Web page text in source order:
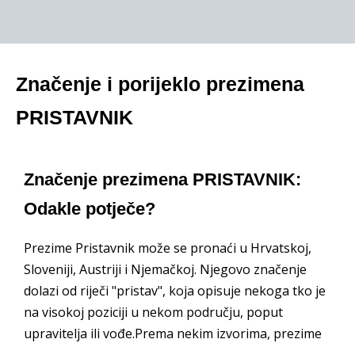
Značenje i porijeklo prezimena
PRISTAVNIK
Značenje prezimena PRISTAVNIK:
Odakle potječe?
Prezime Pristavnik može se pronaći u Hrvatskoj,
Sloveniji, Austriji i Njemačkoj. Njegovo značenje
dolazi od riječi "pristav", koja opisuje nekoga tko je
na visokoj poziciji u nekom području, poput
upravitelja ili vođe.Prema nekim izvorima, prezime